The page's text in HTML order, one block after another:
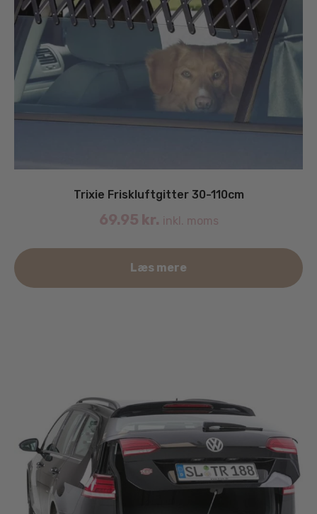
Trixie Friskluftgitter 30-110cm
69.95 kr. inkl. moms
Læs mere